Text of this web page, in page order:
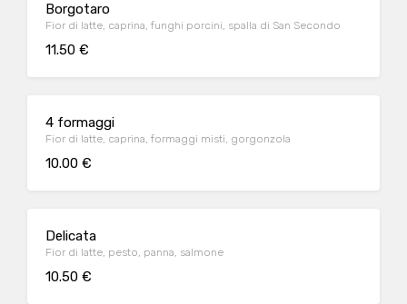
Borgotaro
Fior di latte, caprina, funghi porcini, spalla di San Secondo
11.50 €
4 formaggi
Fior di latte, caprina, formaggi misti, gorgonzola
10.00 €
Delicata
Fior di latte, pesto, panna, salmone
10.50 €